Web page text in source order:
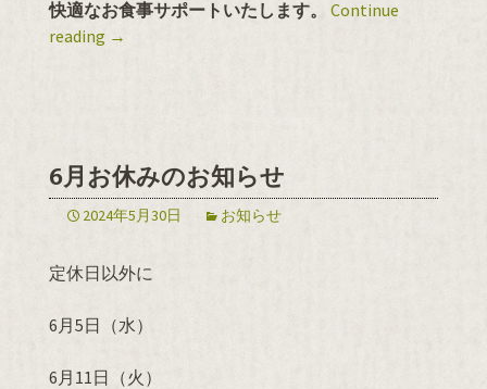
快適なお食事サポートいたします。
Continue
reading →
6月お休みのお知らせ
2024年5月30日 お知らせ
定休日以外に
6月5日（水）
6月11日（火）